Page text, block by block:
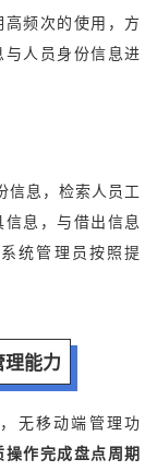
频次的使用，方
人员身份信息进
信息，检索人员工
息，与借出信息
统管理员按照提
能力
无移动端管理功
操作完成盘点周期